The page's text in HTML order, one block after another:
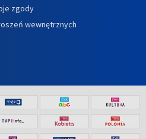
zgody
wewnętrznych